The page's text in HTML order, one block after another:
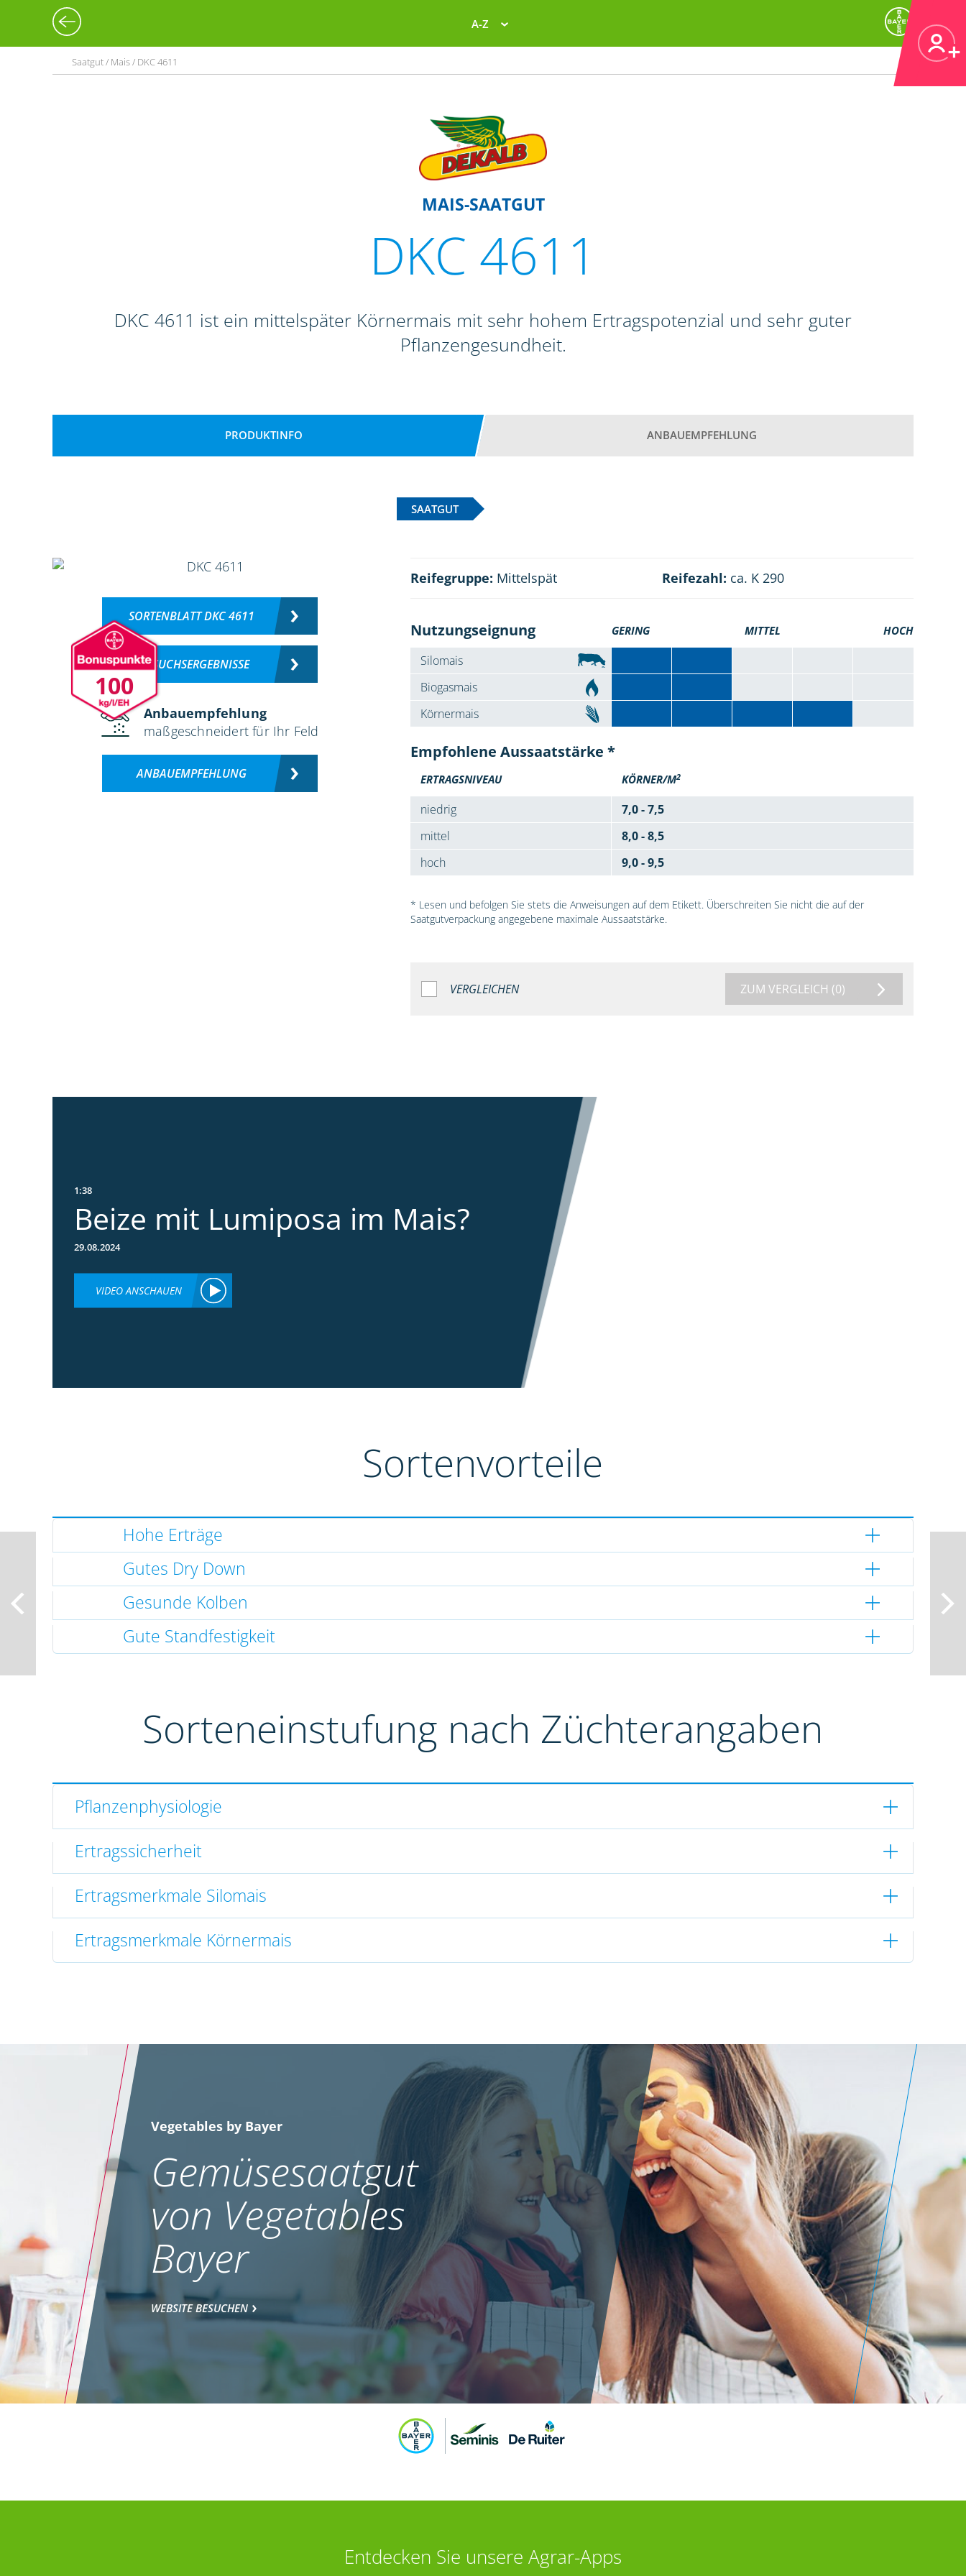
A-Z
Saatgut / Mais / DKC 4611
MAIS-SAATGUT
DKC 4611
DKC 4611 ist ein mittelspäter Körnermais mit sehr hohem Ertragspotenzial und sehr guter
Pflanzengesundheit.
PRODUKTINFO ANBAUEMPFEHLUNG
SAATGUT
100
SORTENBLATT DKC 4611
VERSUCHSERGEBNISSE
Anbauempfehlung
maßgeschneidert für Ihr Feld
ANBAUEMPFEHLUNG
Reifegruppe: Mittelspät Reifezahl: ca. K 290
Nutzungseignung GERING MITTEL HOCH
Silomais
Biogasmais
Körnermais
Empfohlene Aussaatstärke *
ERTRAGSNIVEAU KÖRNER/M2
niedrig
7,0 - 7,5
mittel
8,0 - 8,5
hoch
9,0 - 9,5
* Lesen und befolgen Sie stets die Anweisungen auf dem Etikett. Überschreiten Sie nicht die auf der
Saatgutverpackung angegebene maximale Aussaatstärke.
VERGLEICHEN ZUM VERGLEICH (0)
1:38
Beize mit Lumiposa im Mais?
29.08.2024
VIDEO ANSCHAUEN
Sortenvorteile
Hohe Erträge
Gutes Dry Down
Gesunde Kolben
Gute Standfestigkeit
Sorteneinstufung nach Züchterangaben
Pflanzenphysiologie
Ertragssicherheit
Ertragsmerkmale Silomais
Ertragsmerkmale Körnermais
Vegetables by Bayer
Gemüsesaatgut
von Vegetables
Bayer
WEBSITE BESUCHEN
Entdecken Sie unsere Agrar-Apps